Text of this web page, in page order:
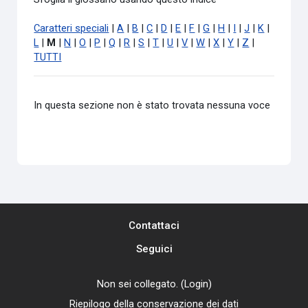
Caratteri speciali |A B |C D E F |G H |J K
L
M N |O P |Q R |S |T |U |V |W |X |Y Z
TUTTI
In questa sezione non è stato trovata nessuna voce
Contattaci
Seguici
Non sei collegato. (Login)
Riepilogo della conservazione dei dati